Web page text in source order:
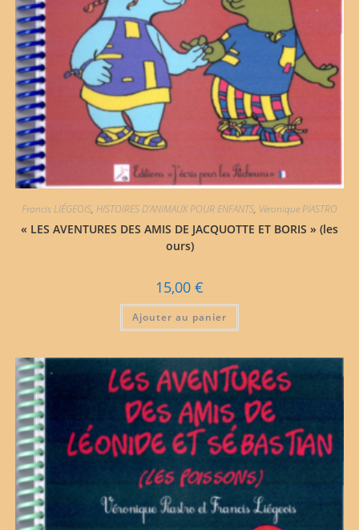
Francis LIÉGEOIS, HISTOIRES D'ANIMAUX POUR ENFANTS, Véronique PIASTRO
« LES AVENTURES DES AMIS DE JACQUOTTE ET BORIS » (les
ours)
15,00 €
Ajouter au panier